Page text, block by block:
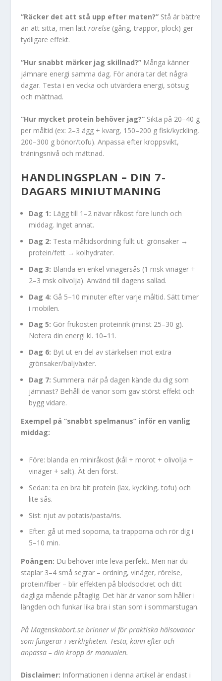
”Räcker det att stå upp efter maten?” Stå är bättre
än att sitta, men lättrörelse (gång, trappor, plock) ger
tydligare effekt.
”Hur snabbt märker jag skillnad?” Många känner
jämnare energi samma dag. För andra tar det några
dagar. Testa i en vecka och utvärdera energi, sötsug
och mättnad.
”Hur mycket protein behöver jag?” Sikta på 20–40 g
per måltid (ex: 2–3 ägg + kvarg, 150–200 g fisk/kyckling,
200–300 g bönor/tofu). Anpassa efter kroppsvikt,
träningsnivå och mättnad.
HANDLINGSPLAN – DIN 7-
DAGARS MINIUTMANING
Dag 1: Lägg till 1–2 nävar råkost före lunch och
middag. Inget annat.
Dag 2: Testa måltidsordning fullt ut: grönsaker →
protein/fett → kolhydrater.
Dag 3: Blanda en enkel vinägersås (1 msk vinäger +
2–3 msk olivolja). Använd till dagens sallad.
Dag 4: Gå 5–10 minuter efter varje måltid. Sätt timer
i mobilen.
Dag 5: Gör frukosten proteinrik (minst 25–30 g).
Notera din energi kl. 10–11.
Dag 6: Byt ut en del av stärkelsen mot extra
grönsaker/baljväxter.
Dag 7: Summera: när på dagen kände du dig som
jämnast? Behåll de vanor som gav störst effekt och
bygg vidare.
Exempel på ”snabbt spelmanus” inför en vanlig
middag:
Före: blanda en miniråkost (kål + morot + olivolja +
vinäger + salt). Ät den först.
Sedan: ta en bra bit protein (lax, kyckling, tofu) och
lite sås.
Sist: njut av potatis/pasta/ris.
Efter: gå ut med soporna, ta trapporna och rör dig i
5–10 min.
Poängen: Du behöver inte leva perfekt. Men när du
staplar 3–4 små segrar – ordning, vinäger, rörelse,
protein/fiber – blir effekten på blodsockret och ditt
dagliga mående påtaglig. Det här är vanor som håller i
längden och funkar lika bra i stan som i sommarstugan.
På Magenskabort.se brinner vi för praktiska hälsovanor
som fungerar i verkligheten. Testa, känn efter och
anpassa – din kropp är manualen.
Disclaimer: Informationen i denna artikel är endast i